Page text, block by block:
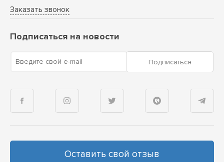
Заказать звонок
Подписаться на новости
Введите свой e-mail Подписаться
Оставить свой отзыв